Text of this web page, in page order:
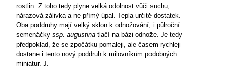
rostlin. Z toho tedy plyne velká odolnost vůči suchu,
nárazová zálivka a ne přímý úpal. Tepla určitě dostatek.
Oba poddruhy mají velký sklon k odnožování, i půlroční
semenáčky ssp. augustina tlačí na bázi odnože. Je tedy
předpoklad, že se zpočátku pomaleji, ale časem rychleji
dostane i tento nový poddruh k milovníkům podobných
miniatur. J.